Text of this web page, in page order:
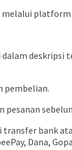
melalui
pembelian.
pesanan
bank
Dana,